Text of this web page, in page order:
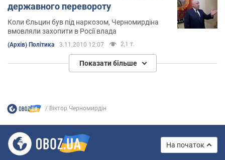
державного перевороту
Коли Єльцин був під наркозом, Черномирдіна
вмовляли захопити в Росії влада
(Архів) Політика 3.11.2010 12:07 2,1 т.
Показати більше
Віктор Черномирдін
На початок